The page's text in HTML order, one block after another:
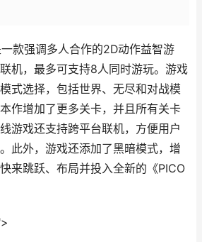
一款强调多人合作的2D动作益智游
机，最多可支持8人同时游玩。游戏
式选择，包括世界、无尽和对战模
作增加了更多关卡，并且所有关卡
游戏还支持跨平台联机，方便用户
此外，游戏还添加了黑暗模式，增
来跳跃、布局并投入全新的《PICO